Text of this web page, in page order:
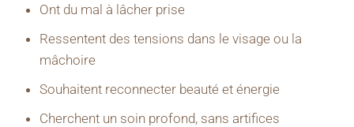
Ont du mal à lâcher prise
Ressentent des tensions dans le visage ou la
mâchoire
Souhaitent reconnecter beauté et énergie
Cherchent un soin profond, sans artifices